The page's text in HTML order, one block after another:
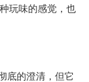
玩味的感觉，也
底的澄清，但它